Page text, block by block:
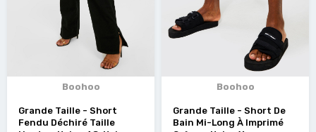
Boohoo
Grande Taille - Short
Fendu Déchiré Taille
Boohoo
Grande Taille - Short De
Bain Mi-Long À Imprimé